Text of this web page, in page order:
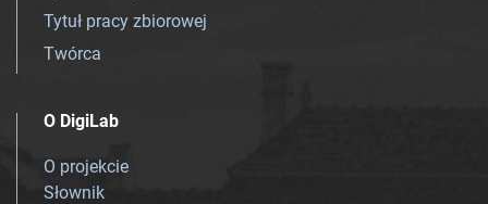
Tytuł pracy zbiorowej
Twórca
O DigiLab
O projekcie
Słownik